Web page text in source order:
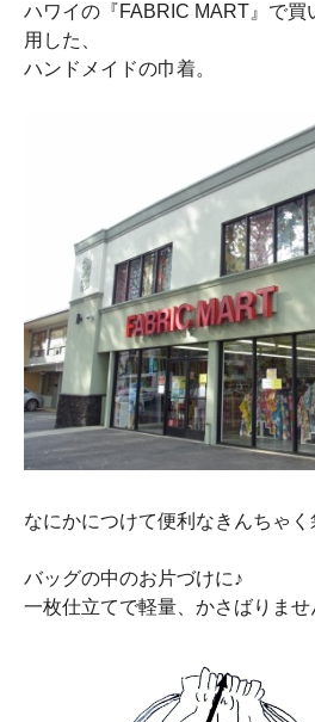
ハワイの『FABRIC MART』で買
用した、
ハンドメイドの巾着。
なにかにつけて便利なきんちゃく
バッグの中のお片づけに♪
一枚仕立てで軽量、かさばりませ